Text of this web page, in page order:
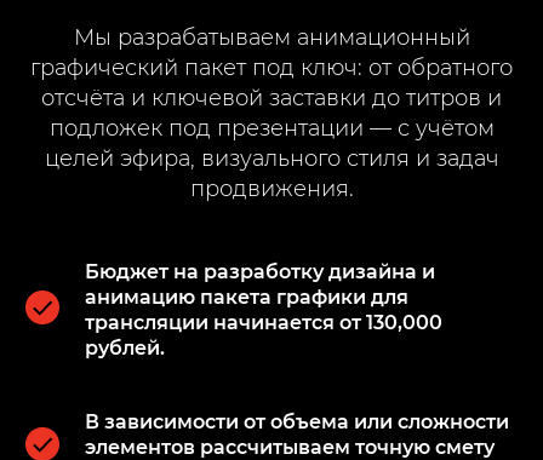
Мы разрабатываем анимационный
графический пакет под ключ: от обратного
отсчёта и ключевой заставки до титров и
подложек под презентации — с учётом
целей эфира, визуального стиля и задач
продвижения.
Бюджет на разработку дизайна и
анимацию пакета графики для
трансляции начинается от 130,000
рублей.
В зависимости от объема или сложности
элементов рассчитываем точную смету